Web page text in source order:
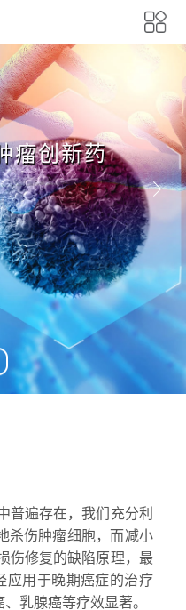
瘤创新药
普遍存在，我们充分利
杀伤肿瘤细胞，而减小
伤修复的缺陷原理，最
应用于晚期癌症的治疗
乳腺癌等疗效显著。